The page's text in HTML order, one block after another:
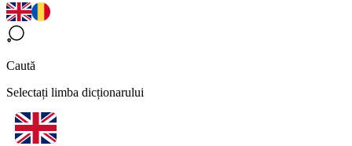
Caută
Selectați limba dicționarului